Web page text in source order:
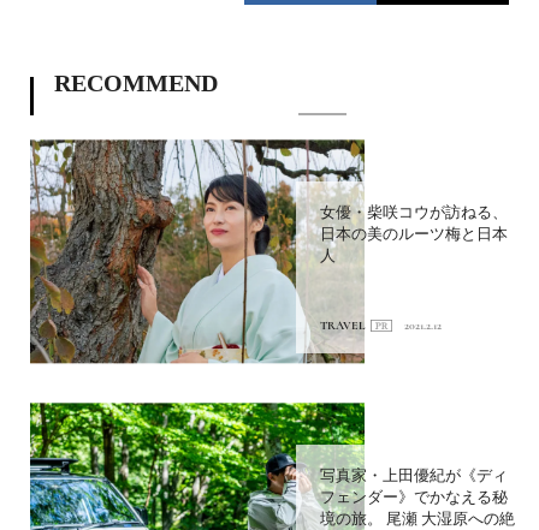
RECOMMEND
女優・柴咲コウが訪ねる、
日本の美のルーツ梅と日本
人
TRAVEL 2021.2.12
写真家・上田優紀が《ディ
フェンダー》でかなえる秘
境の旅。 尾瀬 大湿原への絶